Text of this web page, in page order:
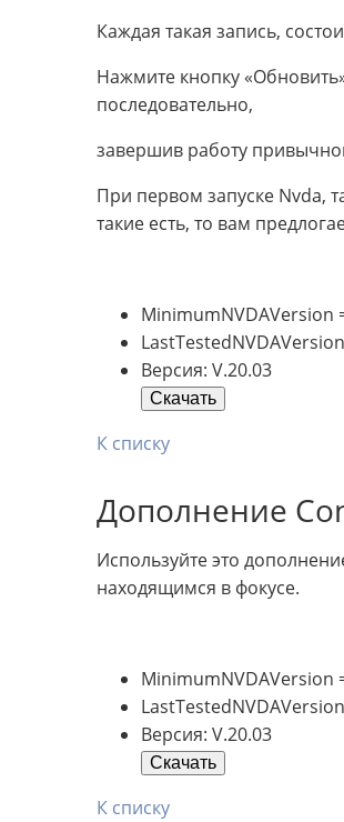
Каждая такая запись,
Нажмите кнопку
последовательно,
завершив работу
При первом запуске Nvda,
такие есть, то вам
MinimumNVDAVersion
Версия: V.20.03
Скачать
К списку
Дополнение
Используйте это
находящимся в фокусе.
MinimumNVDAVersion
Версия: V.20.03
Скачать
К списку